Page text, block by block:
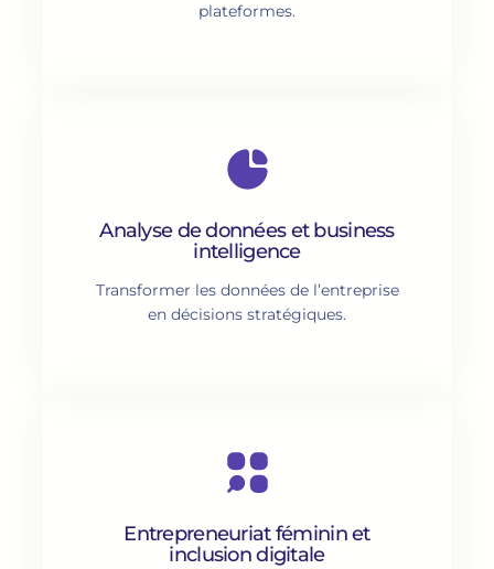
plateformes.
Analyse de données et business
intelligence
Transformer les données de l’entreprise
en décisions stratégiques.
Entrepreneuriat féminin et
inclusion digitale